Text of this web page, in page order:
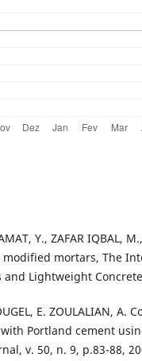
Y., ZAFAR IQBAL,
modified mortars, The
and Lightweight
E. ZOULALIAN,
Portland cement
v. 50, n. 9, p.83-88,